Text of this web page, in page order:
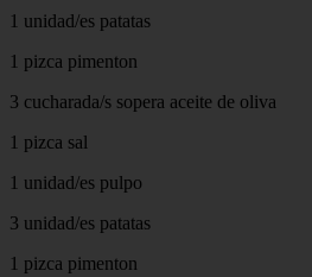
1 unidad/es patatas
1 pizca pimenton
3 cucharada/s sopera aceite de oliva
1 pizca sal
1 unidad/es pulpo
3 unidad/es patatas
1 pizca pimenton